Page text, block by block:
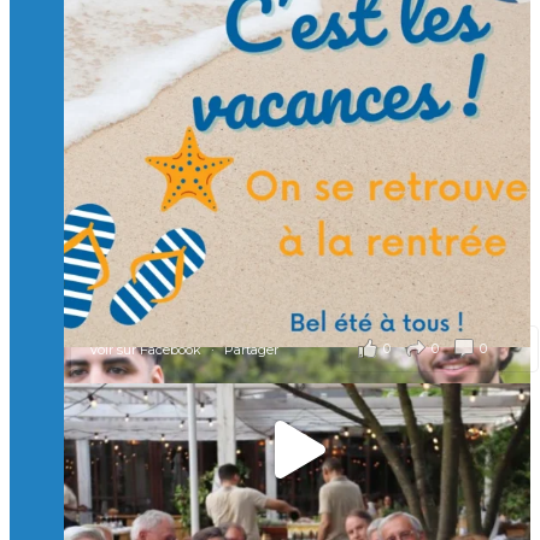
Charger plus Suivre sur Instagram
🙏 Soutenez l’Isep via la taxe d’apprentissage 2026
et contribuons ensemble à former les générations
d’ingénieurs de demain. 🙏
Merci à tous !
🎯 Taxe d’apprentissage 2026 : avec l'Isep, investissez pour
un numérique au service de l'humain !
À l’Isep, nous formons des ingénieurs, des bachelors, des
Mastères Spécialisés, qui allient excellence technologique et
valeurs humaines, au cœur de notre pro
...Voir plus
il y a 2 mois
0 0 0
Voir sur Facebook · Partager
🚀Afterwork à Genève 🚀
🥳 Le 22 avril dernier, 14 Alumni vivant / travaillant
en Suisse ont partagé un moment convivial de
retrouvailles et d'échanges !